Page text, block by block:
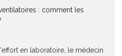
: comment les
en laboratoire, le médecin